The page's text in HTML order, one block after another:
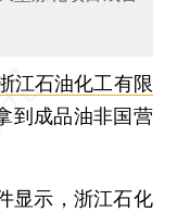
江石油化工有限
到成品油非国营
示，浙江石化